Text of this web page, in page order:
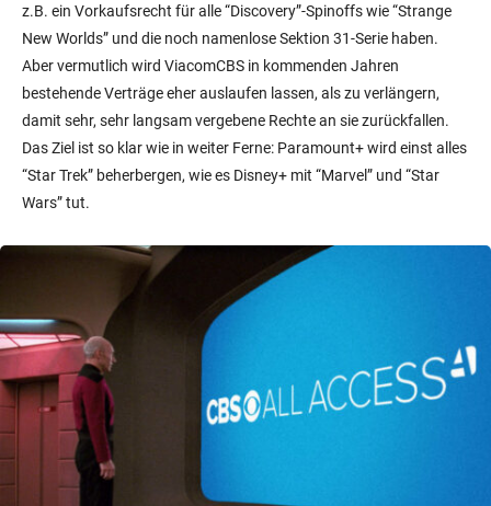
z.B. ein Vorkaufsrecht für alle “Discovery”-Spinoffs wie “Strange
New Worlds” und die noch namenlose Sektion 31-Serie haben.
Aber vermutlich wird ViacomCBS in kommenden Jahren
bestehende Verträge eher auslaufen lassen, als zu verlängern,
damit sehr, sehr langsam vergebene Rechte an sie zurückfallen.
Das Ziel ist so klar wie in weiter Ferne: Paramount+ wird einst alles
“Star Trek” beherbergen, wie es Disney+ mit “Marvel” und “Star
Wars” tut.